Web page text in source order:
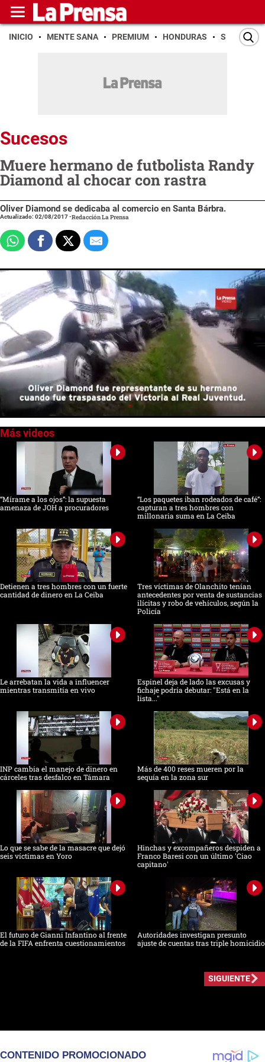
INICIO MENTE SANA PREMIUM HONDURAS SAN PEDRO
Sucesos
Muere hermano de futbolista Randy
Diamond al chocar con rastra
Oliver Diamond se dedicaba al comercio en Santa Bárbra.
Actualizado: 02/08/2017-Redacción La Prensa
of
seconds
“Mírame a los ojos”: la supuesta
amenaza de JOH a procuradores
“Los paquetes iban rodeados de café”:
capturan a tres hombres con
millonaria suma en La Ceiba
Detienen a tres hombres con un fuerte
cantidad de dinero en La Ceiba
Tres víctimas de Olanchito tenían
antecedentes por venta de sustancias
ilícitas y robo de vehículos, según la
Policía
Le arrebatan la vida a influencer
mientras transmitía en vivo
Espinel deja de lado las excusas y
fichaje podría debutar: "Está en la
lista..."
INP cambia el manejo de dinero en
cárceles tras desfalco en Támara
Más de 400 reses mueren por la
sequía en la zona sur
Lo que se sabe de la masacre que dejó
seis víctimas en Yoro
Hinchas y excompañeros despiden a
Franco Baresi con un último 'Ciao
capitano'
El futuro de Gianni Infantino al frente
de la FIFA enfrenta cuestionamientos
Autoridades investigan presunto
ajuste de cuentas tras triple homicidio
SIGUIENTE
CONTENIDO PROMOCIONADO